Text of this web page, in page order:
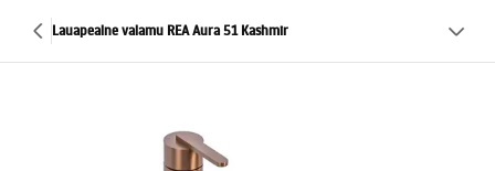
Lauapealne valamu REA Aura 51 Kashmir